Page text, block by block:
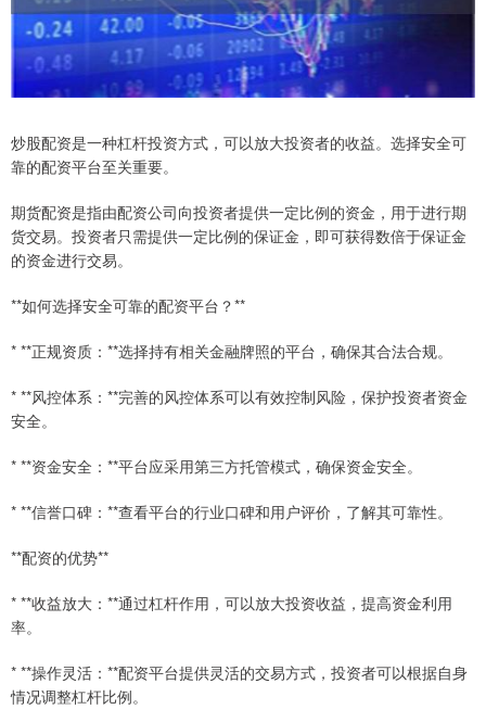
炒股配资是一种杠杆投资方式，可以放大投资者的收益。选择安全可
靠的配资平台至关重要。
期货配资是指由配资公司向投资者提供一定比例的资金，用于进行期
货交易。投资者只需提供一定比例的保证金，即可获得数倍于保证金
的资金进行交易。
**如何选择安全可靠的配资平台？**
* **正规资质：**选择持有相关金融牌照的平台，确保其合法合规。
* **风控体系：**完善的风控体系可以有效控制风险，保护投资者资金
安全。
* **资金安全：**平台应采用第三方托管模式，确保资金安全。
* **信誉口碑：**查看平台的行业口碑和用户评价，了解其可靠性。
**配资的优势**
* **收益放大：**通过杠杆作用，可以放大投资收益，提高资金利用
率。
* **操作灵活：**配资平台提供灵活的交易方式，投资者可以根据自身
情况调整杠杆比例。